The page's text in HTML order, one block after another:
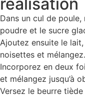
réalisation
Dans un cul de
poudre et le sucre
Ajoutez ensuite le
noisettes et mélangez.
Incorporez en deux
et mélangez jusqu’à
Versez le beurre